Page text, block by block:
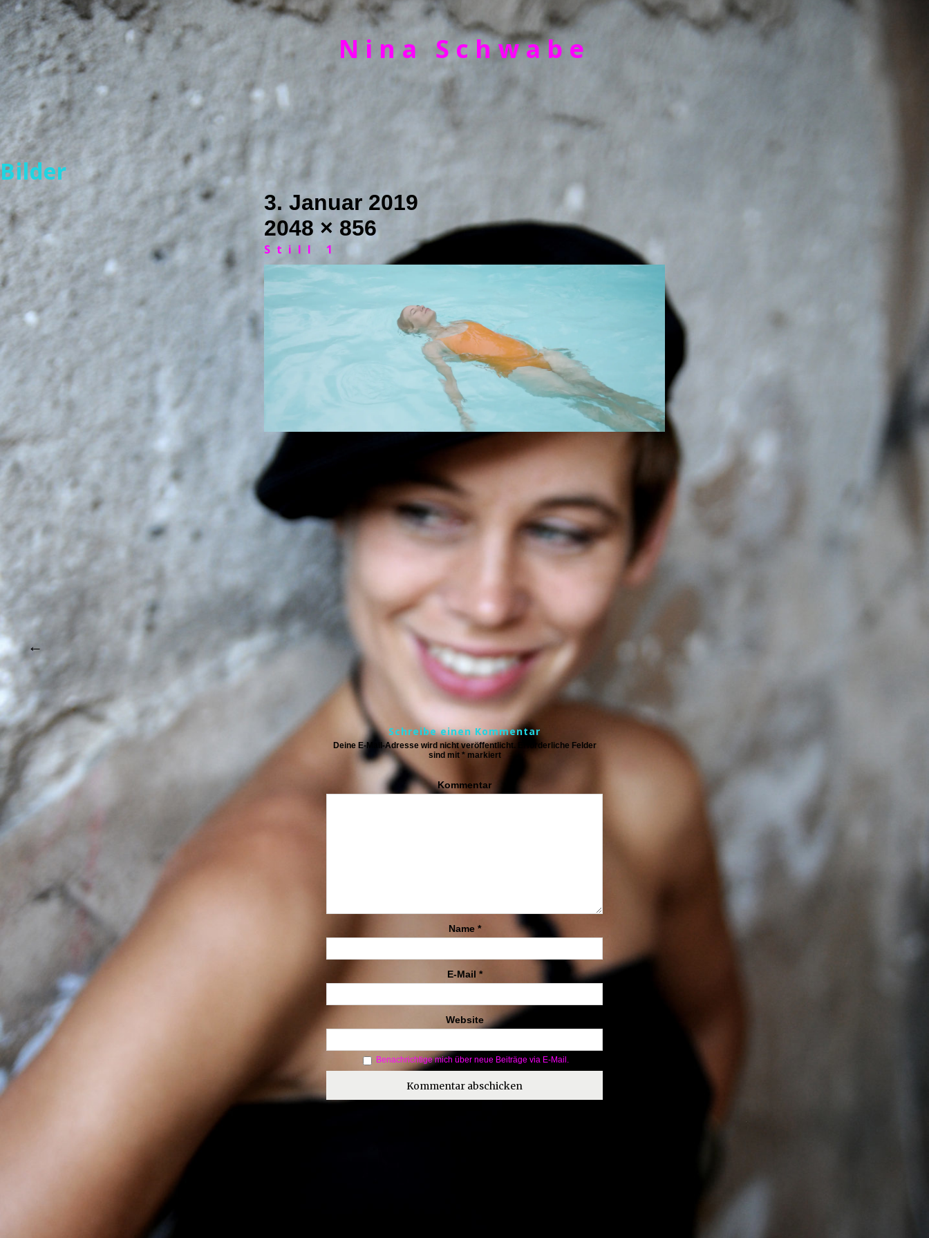
Nina Schwabe
Bilder
3. Januar 2019
2048 × 856
Still 1
Schreibe einen Kommentar
Deine E-Mail-Adresse wird nicht veröffentlicht.Erforderliche Felder
sind mit *markiert
Kommentar
Name *
E-Mail *
Website
Benachrichtige mich über neue Beiträge via E-Mail.